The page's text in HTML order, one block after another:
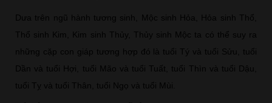
Dưa trên ngũ hành tương sinh, Mộc sinh Hỏa, Hỏa sinh Thổ,
Thổ sinh Kim, Kim sinh Thủy, Thủy sinh Mộc ta có thể suy ra
những cặp con giáp tương hợp đó là tuổi Tý và tuổi Sửu, tuổi
Dần và tuổi Hợi, tuổi Mão và tuổi Tuất, tuổi Thìn và tuổi Dậu,
tuổi Tỵ và tuổi Thân, tuổi Ngọ và tuổi Mùi.